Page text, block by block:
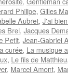
Philipe, Gilles
Aubret, J'ai
Brel, Jacques
Petit, Jean-Gabriel
curée, La musique
, Le fils de Matthieu
, Marcel Amont,